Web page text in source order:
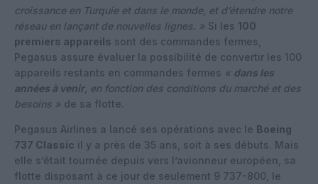
croissance en Turquie et dans le monde, et d’étendre notre
réseau en lançant de nouvelles lignes. » Si les 100
premiers appareils sont des commandes fermes,
Pegasus assure évaluer la possibilité de convertir les 100
appareils restants en commandes fermes « dans les
années à venir, en fonction des conditions du marché et des
besoins » de sa flotte.
Pegasus Airlines a lancé ses opérations avec le Boeing
737 Classic il y a près de 35 ans, soit à ses débuts. Mais
elle s’était tournée depuis vers l’avionneur européen, sa
flotte disposant à ce jour de seulement 9 737-800, le